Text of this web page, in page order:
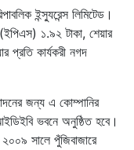
ইন্স্যুরেন্স লিমিটেড।
১.৯২ টাকা, শেয়ার
প্রতি কার্যকরী নগদ
জন্য এ কোম্পানির
ভবনে অনুষ্ঠিত হবে।
সালে পুঁজিবাজারে